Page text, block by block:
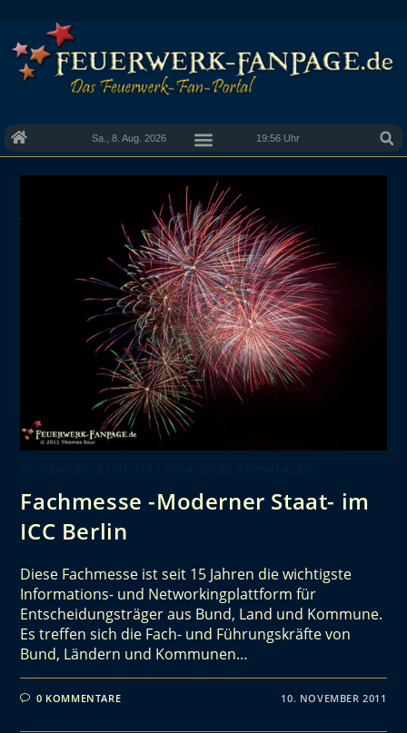
Sa., 8. Aug. 2026 19:56 Uhr
Fachmesse -Moderner Staat- im
ICC Berlin
Diese Fachmesse ist seit 15 Jahren die wichtigste
Informations- und Networkingplattform für
Entscheidungsträger aus Bund, Land und Kommune.
Es treffen sich die Fach- und Führungskräfte von
Bund, Ländern und Kommunen…
0 KOMMENTARE 10. NOVEMBER 2011